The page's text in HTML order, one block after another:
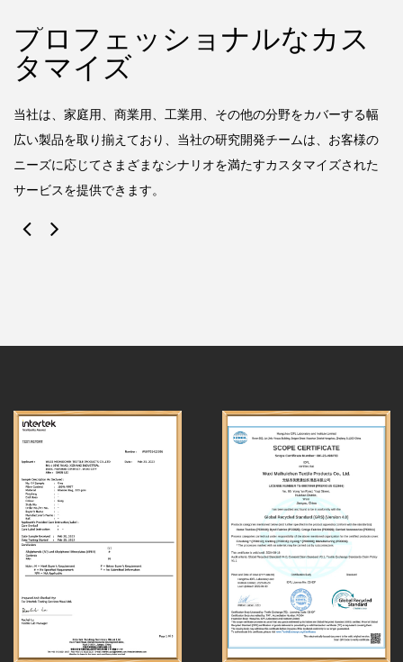
プロフェッショナルなカス
タマイズ
当社は、家庭用、商業用、工業用、その他の分野をカバーする幅
広い製品を取り揃えており、当社の研究開発チームは、お客様の
ニーズに応じてさまざまなシナリオを満たすカスタマイズされた
サービスを提供できます。